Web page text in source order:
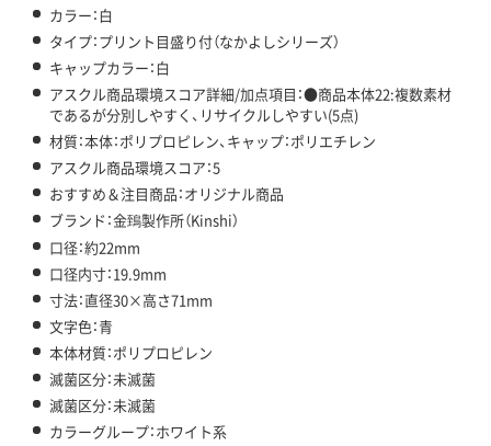
カラー：白
タイプ：プリント目盛り付（なかよしシリーズ）
キャップカラー：白
アスクル商品環境スコア詳細/加点項目：●商品本体22:複数素材
であるが分別しやすく、リサイクルしやすい(5点)
材質：本体：ポリプロピレン、キャップ：ポリエチレン
アスクル商品環境スコア：5
おすすめ＆注目商品：オリジナル商品
ブランド：金鵄製作所（Kinshi）
口径：約22mm
口径内寸：19.9mm
寸法：直径30×高さ71mm
文字色：青
本体材質：ポリプロピレン
滅菌区分：未滅菌
滅菌区分：未滅菌
カラーグループ：ホワイト系